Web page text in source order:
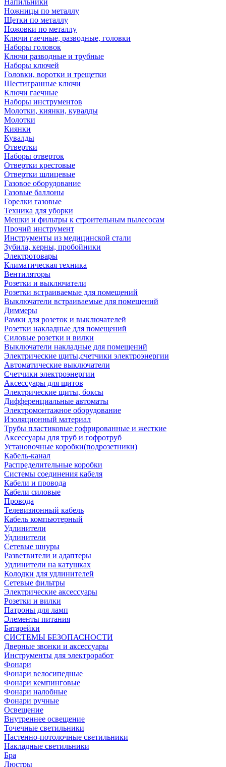
Напильники
Ножницы по металлу
Щетки по металлу
Ножовки по металлу
Ключи гаечные, разводные, головки
Наборы головок
Ключи разводные и трубные
Наборы ключей
Головки, воротки и трещетки
Шестигранные ключи
Ключи гаечные
Наборы инструментов
Молотки, киянки, кувалды
Молотки
Киянки
Кувалды
Отвертки
Наборы отверток
Отвертки крестовые
Отвертки шлицевые
Газовое оборудование
Газовые баллоны
Горелки газовые
Техника для уборки
Мешки и фильтры к строительным пылесосам
Прочий инструмент
Инструменты из медицинской стали
Зубила, керны, пробойники
Электротовары
Климатическая техника
Вентиляторы
Розетки и выключатели
Розетки встраиваемые для помещений
Выключатели встраиваемые для помещений
Диммеры
Рамки для розеток и выключателей
Розетки накладные для помещений
Силовые розетки и вилки
Выключатели накладные для помещений
Электрические щиты,счетчики электроэнергии
Автоматические выключатели
Счетчики электроэнергии
Аксессуары для щитов
Электрические щиты, боксы
Дифференциальные автоматы
Электромонтажное оборудование
Изоляционный материал
Трубы пластиковые гофрированные и жесткие
Аксессуары для труб и гофротруб
Установочные коробки(подрозетники)
Кабель-канал
Распределительные коробки
Системы соединения кабеля
Кабели и провода
Кабели силовые
Провода
Телевизионный кабель
Кабель компьютерный
Удлинители
Удлинители
Сетевые шнуры
Разветвители и адаптеры
Удлинители на катушках
Колодки для удлинителей
Сетевые фильтры
Электрические аксессуары
Розетки и вилки
Патроны для ламп
Элементы питания
Батарейки
СИСТЕМЫ БЕЗОПАСНОСТИ
Дверные звонки и аксессуары
Инструменты для электроработ
Фонари
Фонари велосипедные
Фонари кемпинговые
Фонари налобные
Фонари ручные
Освещение
Внутреннее освещение
Точечные светильники
Настенно-потолочные светильники
Накладные светильники
Бра
Люстры